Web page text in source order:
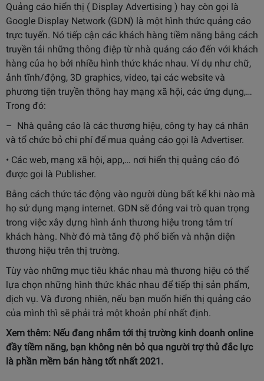
Quảng cáo hiển thị ( Display Advertising ) hay còn gọi là
Google Display Network (GDN) là một hình thức quảng cáo
trực tuyến. Nó tiếp cận các khách hàng tiềm năng bằng cách
truyền tải những thông điệp từ nhà quảng cáo đến với khách
hàng của họ bởi nhiều hình thức khác nhau. Ví dụ như chữ,
ảnh tĩnh/động, 3D graphics, video, tại các website và
phương tiện truyền thông hay mạng xã hội, các ứng dụng,…
Trong đó:
– Nhà quảng cáo là các thương hiệu, công ty hay cá nhân
và tổ chức bỏ chi phí để mua quảng cáo gọi là Advertiser.
• Các web, mạng xã hội, app,… nơi hiển thị quảng cáo đó
được gọi là Publisher.
Bằng cách thức tác động vào người dùng bất kể khi nào mà
họ sử dụng mạng internet. GDN sẽ đóng vai trò quan trọng
trong việc xây dựng hình ảnh thương hiệu trong tâm trí
khách hàng. Nhờ đó mà tăng độ phổ biến và nhận diện
thương hiệu trên thị trường.
Tùy vào những mục tiêu khác nhau mà thương hiệu có thể
lựa chọn những hình thức khác nhau để tiếp thị sản phẩm,
dịch vụ. Và đương nhiên, nếu bạn muốn hiển thị quảng cáo
của mình thì sẽ phải trả một khoản phí nhất định.
Xem thêm: Nếu đang nhắm tới thị trường kinh doanh online
đầy tiềm năng, bạn không nên bỏ qua người trợ thủ đắc lực
là phần mềm bán hàng tốt nhất 2021.